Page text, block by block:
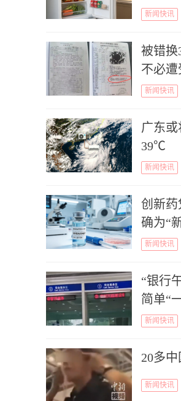
新闻快讯
被错换
不必
新闻快讯
广东
39℃
新闻快讯
创新药
确为“
新闻快讯
“银行
简单“
新闻快讯
20多
新闻快讯